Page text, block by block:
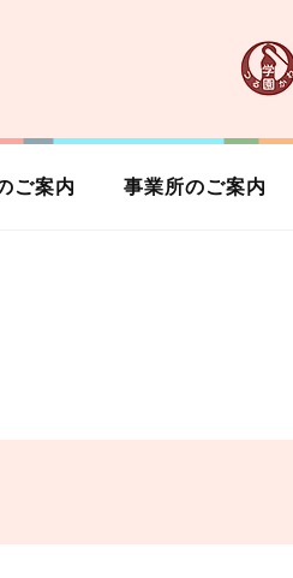
ご案内 事業所のご案内